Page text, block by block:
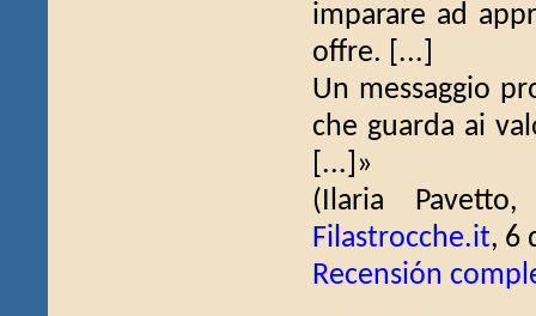
imparare ad
offre. [...]
Un messaggio
che guarda ai
[...]»
(Ilaria
Filastrocche.it, 6
Recensión